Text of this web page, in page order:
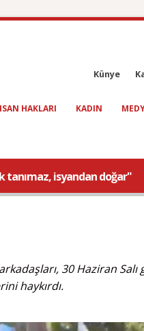
Künye
HAKLARI KADIN
tanımaz, isyandan doğar"
30 Haziran
haykırdı.